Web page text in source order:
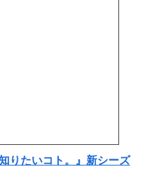
りたいコト。』新シーズ